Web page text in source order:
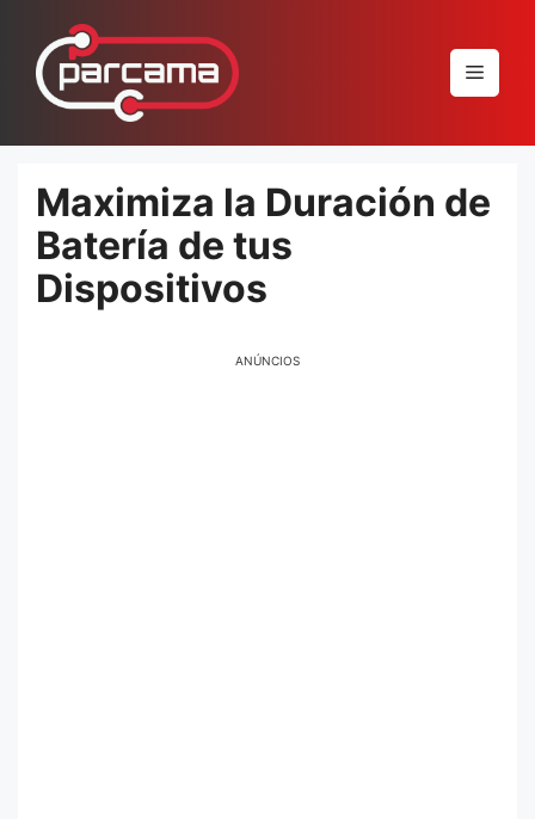
conteúdo
Menu
Maximiza la Duración de
Batería de tus
Dispositivos
ANÚNCIOS